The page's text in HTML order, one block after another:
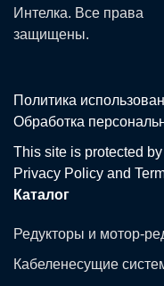
Интелка. Все права
защищены.
Политика
Обработка
This site is protected
Privacy Policy and
Каталог
Редукторы и мотор-
Кабеленесущие